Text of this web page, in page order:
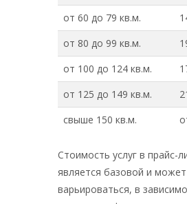
от 60 до 79 кв.м.
от 80 до 99 кв.м.
от 100 до 124 кв.м.
от 125 до 149 кв.м.
свыше 150 кв.м.
Стоимость услуг в прайс-
является базовой и может
варьироваться, в